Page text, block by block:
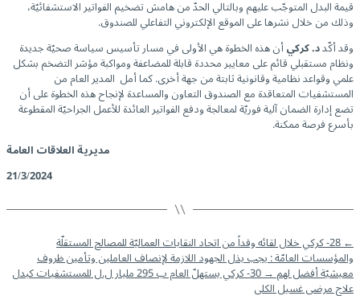
قيمة البدل المتوجّب عليهم وبالتالي الحدّ من هامش تضخيم الفواتير الاستشفائيّة،
وذلك من خلال نشرها على الموقع الإلكتروني التفاعلي للصندوق.
وقد أكّدد. كركيأن هذه الخطوة هي الأولى في مسار تأسيس سياسة صحيّة جديدة
ونظام مستقبلي قائم على معايير محددة قابلة للمضاعفة ومواكبة مؤشر التضخم بشكل
علمي وقواعد نظامية وقانونية ثابتة من جهة أخرى. كما أمل المدير العام من
المستشفيات المتعاقدة مع الصندوق التعاون والمساعدة لإنجاح هذه الخطوة على أن
تضع إدارة الضمان آلية فوريّة لمعالجة ودفع الفواتير العائدة للأعمل الجراحيّة المقطوعة
بأسرع فرصة ممكنة.
مديرية العلاقات العامة
21/3/2024
← 28- كركي خلال لقائه وفداً من اتحاد النقابات العماليّة للمصالح المستقلّة
والمؤسسات العامّة : يجب بذل الجهود اللازمة لإنصاف العاملين وتأمين ظروف
معيشيّة أفضل لهم→ 30- كركي يستهلّ العام ب 295 مليار ل.ل للمستشفيات كبدل
علاج مرضى غسيل الكلى